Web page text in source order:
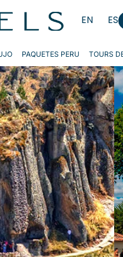
EN ES
PAQUETES PERU TOURS